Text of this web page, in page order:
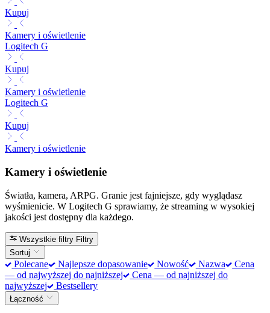
Kupuj
Kamery i oświetlenie
Logitech G
Kupuj
Kamery i oświetlenie
Logitech G
Kupuj
Kamery i oświetlenie
Kamery i oświetlenie
Światła, kamera, ARPG. Granie jest fajniejsze, gdy wyglądasz
wyśmienicie. W Logitech G sprawiamy, że streaming w wysokiej
jakości jest dostępny dla każdego.
Wszystkie filtry Filtry
Sortuj
Polecane Najlepsze dopasowanie Nowość Nazwa
Cena
— od najwyższej do najniższej
Cena — od najniższej do
najwyższej
Bestsellery
Łączność